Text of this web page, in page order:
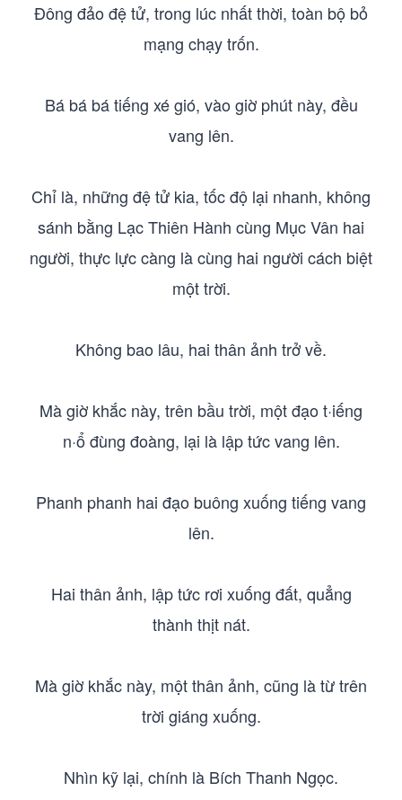
Đông đảo đệ tử, trong lúc nhất thời, toàn bộ bỏ
mạng chạy trốn.
Bá bá bá tiếng xé gió, vào giờ phút này, đều
vang lên.
Chỉ là, những đệ tử kia, tốc độ lại nhanh, không
sánh bằng Lạc Thiên Hành cùng Mục Vân hai
người, thực lực càng là cùng hai người cách biệt
một trời.
Không bao lâu, hai thân ảnh trở về.
Mà giờ khắc này, trên bầu trời, một đạo t·iếng
n·ổ đùng đoàng, lại là lập tức vang lên.
Phanh phanh hai đạo buông xuống tiếng vang
lên.
Hai thân ảnh, lập tức rơi xuống đất, quẳng
thành thịt nát.
Mà giờ khắc này, một thân ảnh, cũng là từ trên
trời giáng xuống.
Nhìn kỹ lại, chính là Bích Thanh Ngọc.